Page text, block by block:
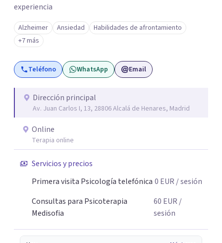
experiencia
Alzheimer Ansiedad
Habilidades de afrontamiento
+7 más
Teléfono WhatsApp Email
Dirección principal
Av. Juan Carlos I, 13, 28806 Alcalá de Henares, Madrid
Online
Terapia online
Servicios y precios
Primera visita Psicología telefónica 0 EUR / sesión
Consultas para Psicoterapia
Medisofia
60 EUR /
sesión